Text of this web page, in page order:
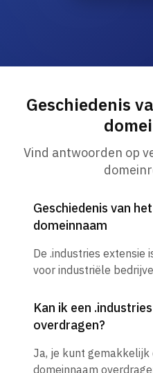
Geschiedenis
Vind antwoorden op
Geschiedenis van
domeinnaam
De .industries extensie
voor industriële
Kan ik een
overdragen?
Ja, je kunt gemakkelijk
domeinnaam